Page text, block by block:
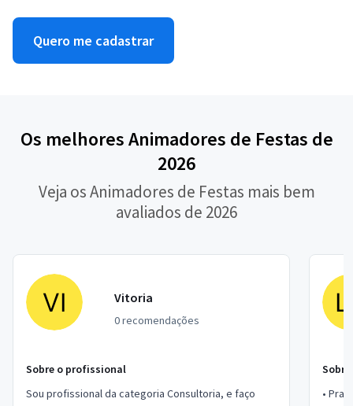
Quero me cadastrar
Os melhores Animadores de Festas de
2026
Veja os Animadores de Festas mais bem
avaliados de 2026
Vitoria
0 recomendações
Sobre o profissional
Sou profissional da categoria Consultoria, e faço
• Prazer Lary